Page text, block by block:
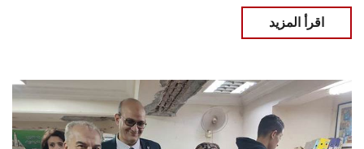
اقرأ المزيد